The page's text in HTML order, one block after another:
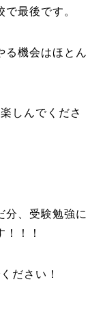
最後です。
る機会はほとん
しんでくださ
分、受験勉強に
！！
ださい！